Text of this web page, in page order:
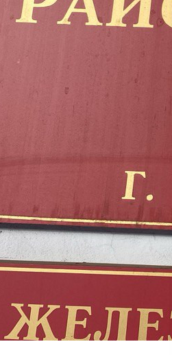
рассмотрел
изменении меры пресечения в
застройщика,
Егорова.
в отношении Егорова меру
стражу на запрет
запрещено общаться с
стражи в зале суда.
географических названий
прибудет в Красноярский
из Красноярска
ЛНР
открылся храм Параскевы
Хакасии близится к завершению